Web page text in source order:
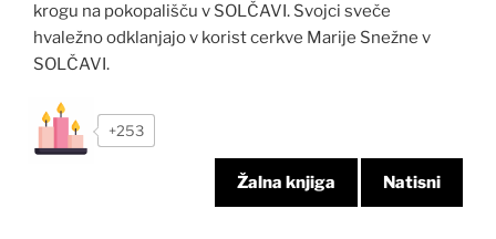
krogu na pokopališču v SOLČAVI. Svojci sveče
hvaležno odklanjajo v korist cerkve Marije Snežne v
SOLČAVI.
+253
Žalna knjiga Natisni